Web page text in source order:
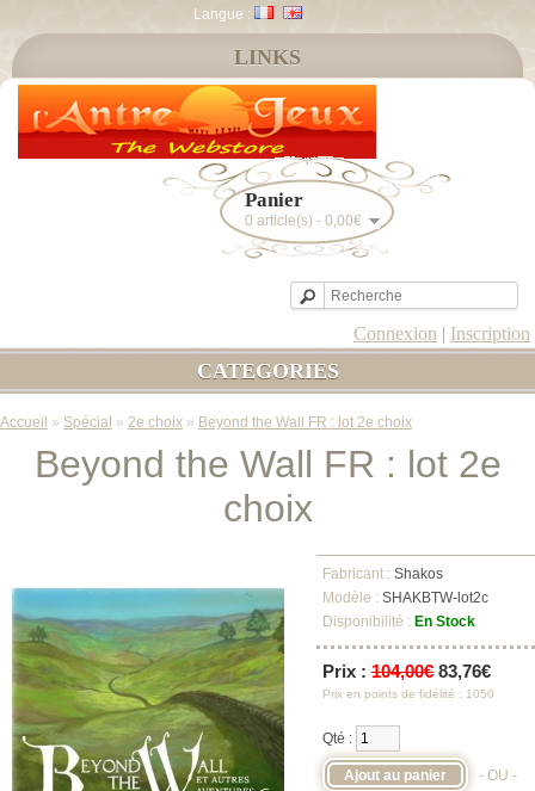
Langue :
Panier
0 article(s) - 0,00€
Connexion | Inscription
LINKS
CATEGORIES
Accueil » Spécial » 2e choix » Beyond the Wall FR : lot 2e choix
Beyond the Wall FR : lot 2e
choix
Fabricant : Shakos
Modèle : SHAKBTW-lot2c
Disponibilité : En Stock
Prix : 104,00€ 83,76€
Prix en points de fidélité : 1050
Qté :
- OU -